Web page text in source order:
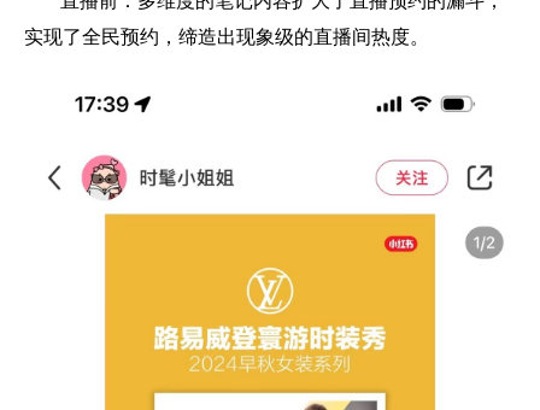
实现了全民预约，缔造出现象级的直播间热度。